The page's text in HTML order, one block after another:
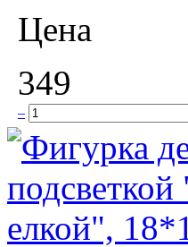
Цена
349
–